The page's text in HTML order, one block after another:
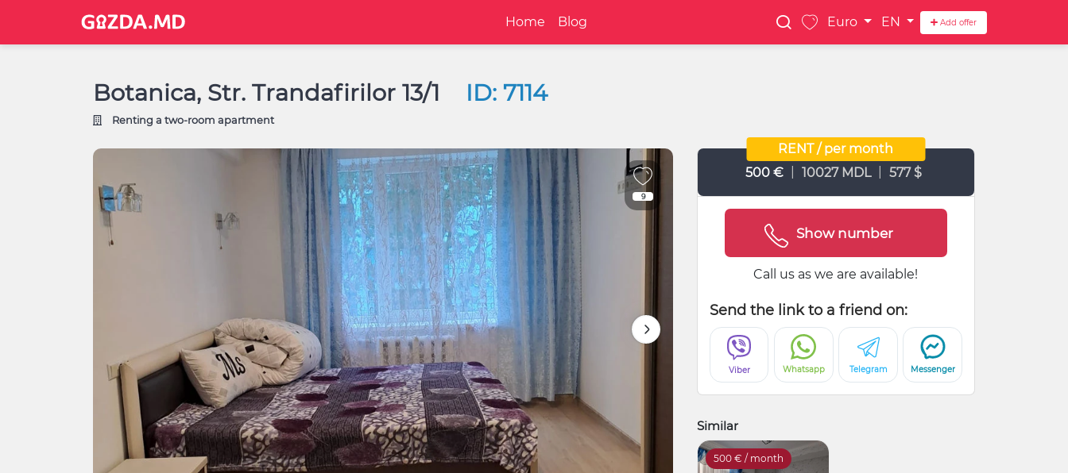
Home Blog Euro EN Add offer
Botanica, Str. Trandafirilor 13/1 ID: 7114
Renting a two-room apartment
9
RENT / per month
500 €
10027 MDL 577 $
Show number
Call us as we are available!
Send the link to a friend on:
Viber Whatsapp Telegram Messenger
Similar
500 € / month